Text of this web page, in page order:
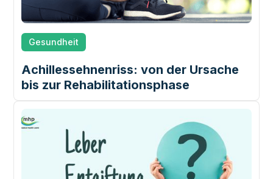
Gesundheit
‍Achillessehnenriss: von der Ursache
bis zur Rehabilitationsphase